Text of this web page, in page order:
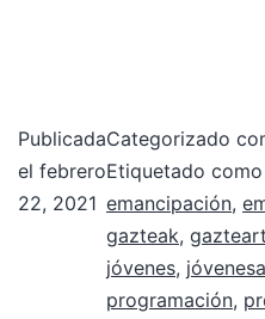
Publicada
el febrero
22, 2021
Categorizado
Etiquetado como
emancipación,
gazteak,
jóvenes,
programación,